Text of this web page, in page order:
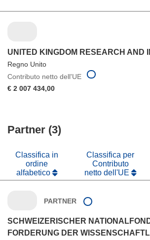
UNITED KINGDOM RESEARCH AND
Regno Unito
Contributo netto dell'UE
€ 2 007 434,00
Partner (3)
Classifica in
ordine
alfabetico
Classifica per
Contributo
netto dell'UE
PARTNER
SCHWEIZERISCHER
FORDERUNG DER